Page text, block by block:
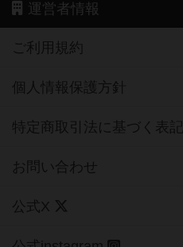
運営者情報
ご利用規約
個人情報保護方針
特定商取引法に基づく表記
お問い合わせ
公式X